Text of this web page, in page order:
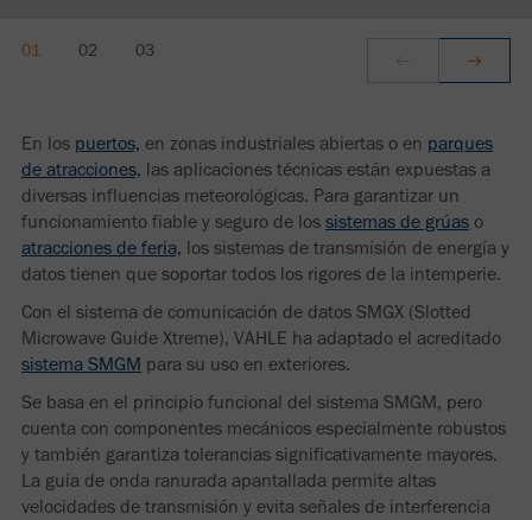
En los puertos, en zonas industriales abiertas o en parques
de atracciones, las aplicaciones técnicas están expuestas a
diversas influencias meteorológicas. Para garantizar un
funcionamiento fiable y seguro de los sistemas de grúas o
atracciones de feria, los sistemas de transmisión de energía y
datos tienen que soportar todos los rigores de la intemperie.
Con el sistema de comunicación de datos SMGX (Slotted
Microwave Guide Xtreme), VAHLE ha adaptado el acreditado
sistema SMGM para su uso en exteriores.
Se basa en el principio funcional del sistema SMGM, pero
cuenta con componentes mecánicos especialmente robustos
y también garantiza tolerancias significativamente mayores.
La guía de onda ranurada apantallada permite altas
velocidades de transmisión y evita señales de interferencia